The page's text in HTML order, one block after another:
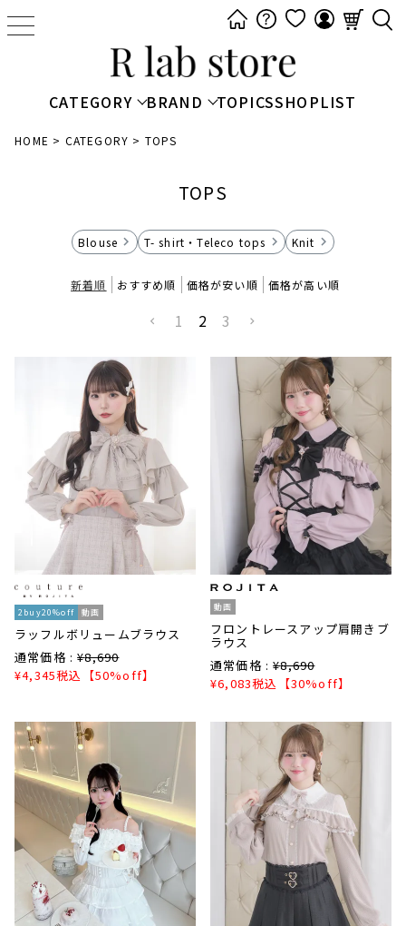
t
e
CATEGORY BRAND TOPICSSHOPLIST
HOME CATEGORY TOPS
TOPS
Blouse T- shirt・Teleco tops Knit
新着順 おすすめ順 価格が安い順 価格が高い順
1 2 3
2buy20%off 動画
ラッフルボリュームブラウス
通常価格 : ¥8,690
¥4,345税込 【50%off】
動画
フロントレースアップ肩開きブ
ラウス
通常価格 : ¥8,690
¥6,083税込 【30%off】